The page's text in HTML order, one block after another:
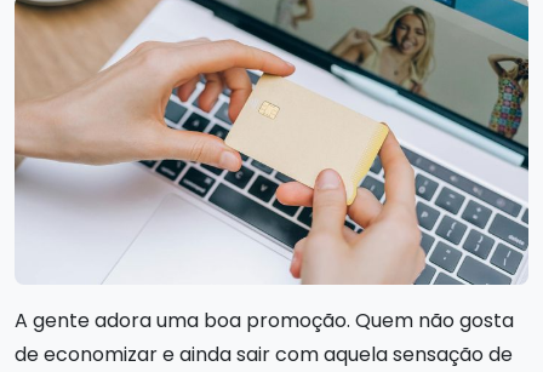
A gente adora uma boa promoção. Quem não gosta
de economizar e ainda sair com aquela sensação de